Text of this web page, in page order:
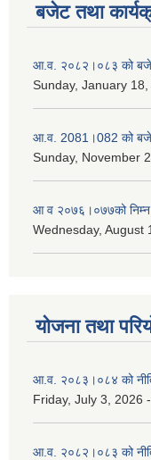
बजेट तथा
आ.व. २०८२।०८३ को
Sunday, January
आ.व. 2081।082 को
Sunday, November
आ‌ व २०७६।०७७को निम्न
Wednesday, August
योजना तथा
आ.व. २०८३।०८४ को
Friday, July 3, 2026
आ.व. २०८२।०८३ को